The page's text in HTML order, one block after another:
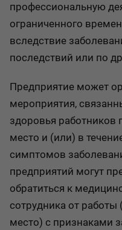
профессиональную
ограниченного
вследствие
последствий или по
Предприятие может
мероприятия,
здоровья работников
место и (или) в
симптомов
предприятий могут
обратиться к
сотрудника от работы
место) с признаками